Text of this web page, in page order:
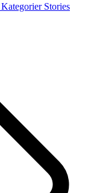
Kategorier Stories